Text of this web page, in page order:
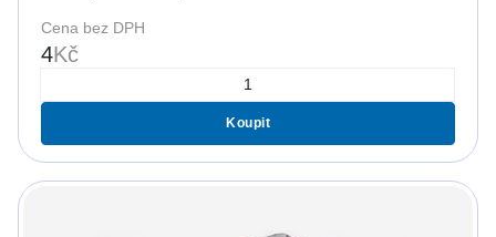
Cena bez DPH
4Kč
Koupit